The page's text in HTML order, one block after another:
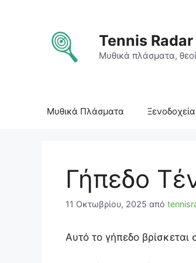
περιεχόμενο
Tennis
Μυθικά πλάσματα,
Μυθικά Πλάσματα
Γήπεδο
11 Οκτωβρίου, 2025 από
Αυτό το γήπεδο